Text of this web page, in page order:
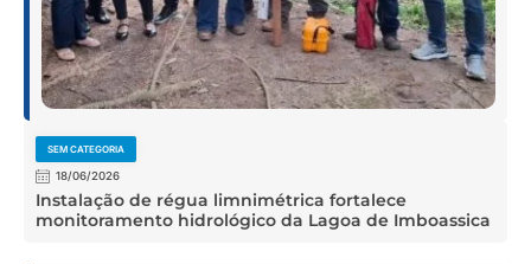
SEM CATEGORIA
18/06/2026
Instalação de régua limnimétrica fortalece
monitoramento hidrológico da Lagoa de Imboassica